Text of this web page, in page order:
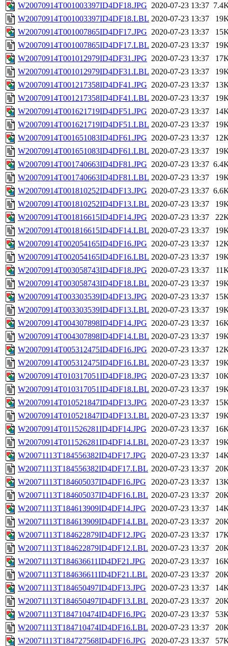
W20070914T001003397ID4DF18.JPG 2020-07-23 13:37
W20070914T001003397ID4DF18.LBL 2020-07-23 13:37
W20070914T001007865ID4DF17.JPG 2020-07-23 13:37
W20070914T001007865ID4DF17.LBL 2020-07-23 13:37
W20070914T001012979ID4DF31.JPG 2020-07-23 13:37
W20070914T001012979ID4DF31.LBL 2020-07-23 13:37
W20070914T001217358ID4DF41.JPG 2020-07-23 13:37
W20070914T001217358ID4DF41.LBL 2020-07-23 13:37
W20070914T001621719ID4DF51.JPG 2020-07-23 13:37
W20070914T001621719ID4DF51.LBL 2020-07-23 13:37
W20070914T001651083ID4DF61.JPG 2020-07-23 13:37
W20070914T001651083ID4DF61.LBL 2020-07-23 13:37
W20070914T001740663ID4DF81.JPG 2020-07-23 13:37
W20070914T001740663ID4DF81.LBL 2020-07-23 13:37
W20070914T001810252ID4DF13.JPG 2020-07-23 13:37
W20070914T001810252ID4DF13.LBL 2020-07-23 13:37
W20070914T001816615ID4DF14.JPG 2020-07-23 13:37
W20070914T001816615ID4DF14.LBL 2020-07-23 13:37
W20070914T002054165ID4DF16.JPG 2020-07-23 13:37
W20070914T002054165ID4DF16.LBL 2020-07-23 13:37
W20070914T003058743ID4DF18.JPG 2020-07-23 13:37
W20070914T003058743ID4DF18.LBL 2020-07-23 13:37
W20070914T003303539ID4DF13.JPG 2020-07-23 13:37
W20070914T003303539ID4DF13.LBL 2020-07-23 13:37
W20070914T004307898ID4DF14.JPG 2020-07-23 13:37
W20070914T004307898ID4DF14.LBL 2020-07-23 13:37
W20070914T005312475ID4DF16.JPG 2020-07-23 13:37
W20070914T005312475ID4DF16.LBL 2020-07-23 13:37
W20070914T010317051ID4DF18.JPG 2020-07-23 13:37
W20070914T010317051ID4DF18.LBL 2020-07-23 13:37
W20070914T010521847ID4DF13.JPG 2020-07-23 13:37
W20070914T010521847ID4DF13.LBL 2020-07-23 13:37
W20070914T011526281ID4DF14.JPG 2020-07-23 13:37
W20070914T011526281ID4DF14.LBL 2020-07-23 13:37
W20071113T184556382ID4DF17.JPG
2020-07-23 13:37
W20071113T184556382ID4DF17.LBL 2020-07-23 13:37
W20071113T184605037ID4DF16.JPG
2020-07-23 13:37
W20071113T184605037ID4DF16.LBL 2020-07-23 13:37
W20071113T184613909ID4DF14.JPG
2020-07-23 13:37
W20071113T184613909ID4DF14.LBL 2020-07-23 13:37
W20071113T184622879ID4DF12.JPG
2020-07-23 13:37
W20071113T184622879ID4DF12.LBL 2020-07-23 13:37
W20071113T184636611ID4DF21.JPG
2020-07-23 13:37
W20071113T184636611ID4DF21.LBL 2020-07-23 13:37
W20071113T184650497ID4DF13.JPG
2020-07-23 13:37
W20071113T184650497ID4DF13.LBL 2020-07-23 13:37
W20071113T184710474ID4DF16.JPG
2020-07-23 13:37
W20071113T184710474ID4DF16.LBL 2020-07-23 13:37
W20071113T184727568ID4DF16.JPG
2020-07-23 13:37